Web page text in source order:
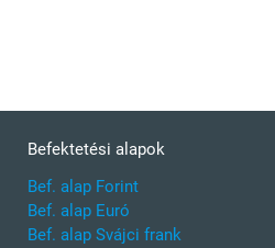
Befektetési alapok
Bef. alap Forint
Bef. alap Euró
Bef. alap Svájci frank